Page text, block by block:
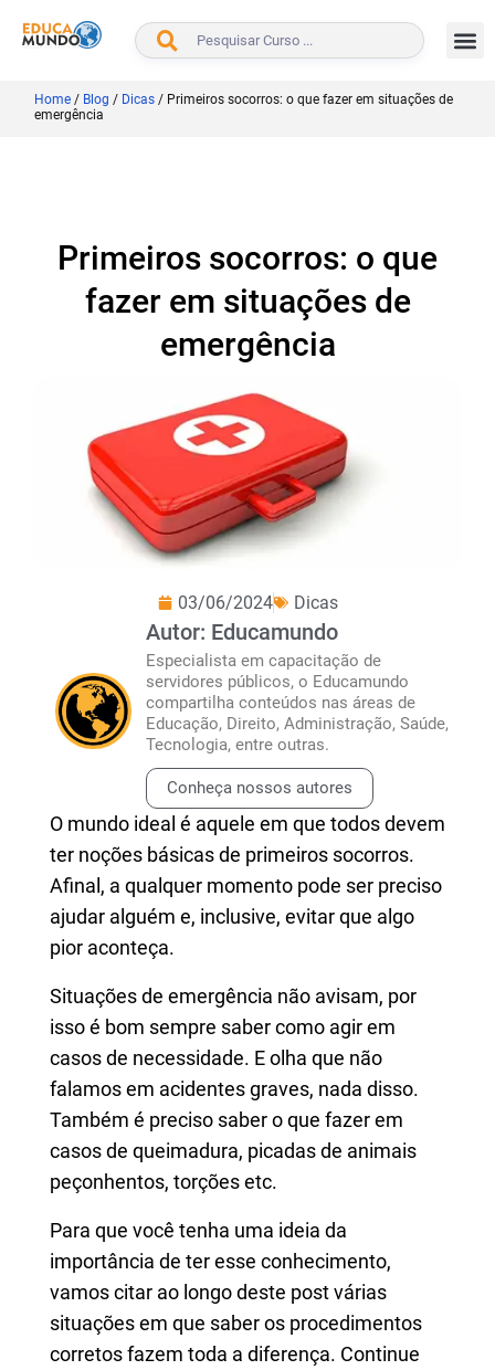
BUSCAR
Home / Blog / Dicas / Primeiros socorros: o que fazer em situações de
emergência
Primeiros socorros: o que
fazer em situações de
emergência
03/06/2024 Dicas
Autor: Educamundo
Especialista em capacitação de
servidores públicos, o Educamundo
compartilha conteúdos nas áreas de
Educação, Direito, Administração, Saúde,
Tecnologia, entre outras.
Conheça nossos autores
O mundo ideal é aquele em que todos devem
ter noções básicas de primeiros socorros.
Afinal, a qualquer momento pode ser preciso
ajudar alguém e, inclusive, evitar que algo
pior aconteça.
Situações de emergência não avisam, por
isso é bom sempre saber como agir em
casos de necessidade. E olha que não
falamos em acidentes graves, nada disso.
Também é preciso saber o que fazer em
casos de queimadura, picadas de animais
peçonhentos, torções etc.
Para que você tenha uma ideia da
importância de ter esse conhecimento,
vamos citar ao longo deste post várias
situações em que saber os procedimentos
corretos fazem toda a diferença. Continue